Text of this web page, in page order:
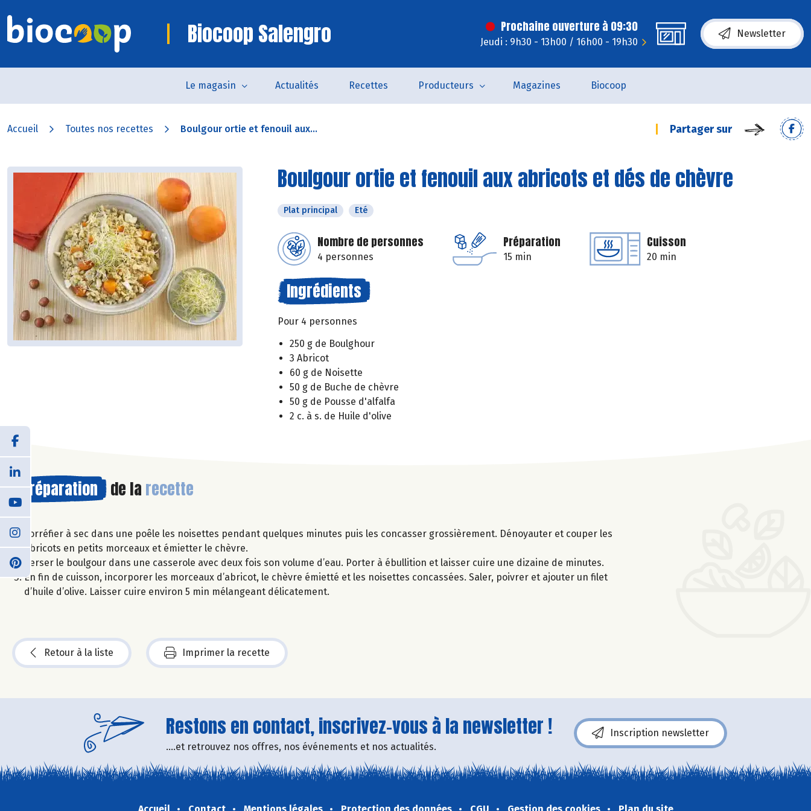
Biocoop Salengro Prochaine ouverture à 09:30
Jeudi : 9h30 - 13h00 / 16h00 - 19h30
Newsletter
Le magasin Actualités Recettes Producteurs Magazines Biocoop
Accueil Toutes nos recettes Boulgour ortie et fenouil aux... Partager sur
Boulgour ortie et fenouil aux abricots et dés de chèvre
Plat principal Eté
Nombre de personnes
4 personnes
Préparation
15 min
Cuisson
20 min
Ingrédients
Pour 4 personnes
250 g de Boulghour
3 Abricot
60 g de Noisette
50 g de Buche de chèvre
50 g de Pousse d'alfalfa
2 c. à s. de Huile d'olive
Préparation de la recette
Torréfier à sec dans une poêle les noisettes pendant quelques minutes puis les concasser grossièrement. Dénoyauter et couper les
abricots en petits morceaux et émietter le chèvre.
Verser le boulgour dans une casserole avec deux fois son volume d’eau. Porter à ébullition et laisser cuire une dizaine de minutes.
En fin de cuisson, incorporer les morceaux d’abricot, le chèvre émietté et les noisettes concassées. Saler, poivrer et ajouter un filet
d’huile d’olive. Laisser cuire environ 5 min mélangeant délicatement.
Retour à la liste Imprimer la recette
Restons en contact, inscrivez-vous à la newsletter !
....et retrouvez nos offres, nos événements et nos actualités.
Inscription newsletter